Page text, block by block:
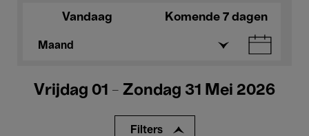
Vandaag Komende 7 dagen
Maand
Vrijdag 01 - Zondag 31 Mei 2026
Filters